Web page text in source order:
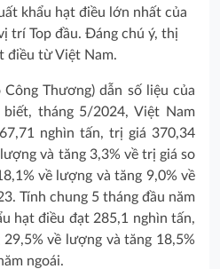
khẩu hạt điều lớn nhất của
trí Top đầu. Đáng chú ý, thị
điều từ Việt Nam.
Thương) dẫn số liệu của
tháng 5/2024, Việt Nam
nghìn tấn, trị giá 370,34
và tăng 3,3% về trị giá so
về lượng và tăng 9,0% về
Tính chung 5 tháng đầu năm
hạt điều đạt 285,1 nghìn tấn,
về lượng và tăng 18,5%
ngoái.